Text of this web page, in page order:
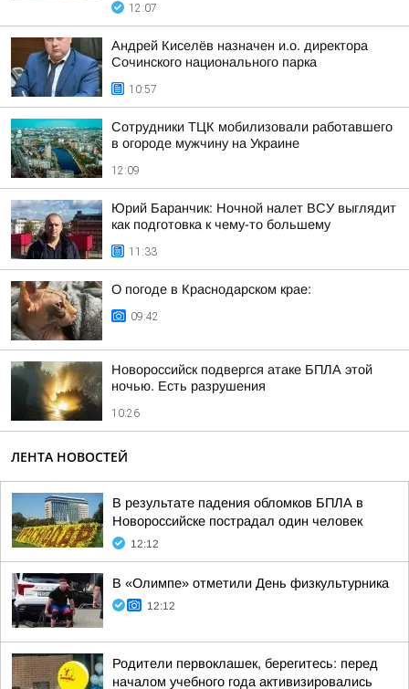
12:07
Андрей Киселёв назначен и.о. директора
Сочинского национального парка
10:57
Сотрудники ТЦК мобилизовали работавшего
в огороде мужчину на Украине
12:09
Юрий Баранчик: Ночной налет ВСУ выглядит
как подготовка к чему-то большему
11:33
О погоде в Краснодарском крае:
09:42
Новороссийск подвергся атаке БПЛА этой
ночью. Есть разрушения
10:26
ЛЕНТА НОВОСТЕЙ
В результате падения обломков БПЛА в
Новороссийске пострадал один человек
12:12
В «Олимпе» отметили День физкультурника
12:12
Родители первоклашек, берегитесь: перед
началом учебного года активизировались